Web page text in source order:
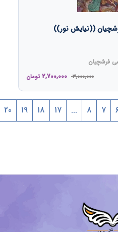
((نیایش نور))
فرشچیان
3,000,000
2,700,000 تومان
7
8
...
17
18
19
20